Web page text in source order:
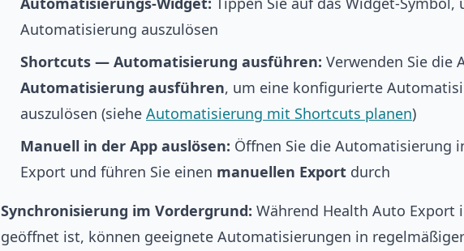
Automatisierung auszulösen
Shortcuts — Automatisierung ausführen: Verwenden Sie die
Automatisierung ausführen, um eine konfigurierte
auszulösen (siehe Automatisierung mit Shortcuts planen)
Manuell in der App auslösen: Öffnen Sie die Automatisierung
Export und führen Sie einen manuellen Export durch
Synchronisierung im Vordergrund: Während Health Auto Export
geöffnet ist, können geeignete Automatisierungen in